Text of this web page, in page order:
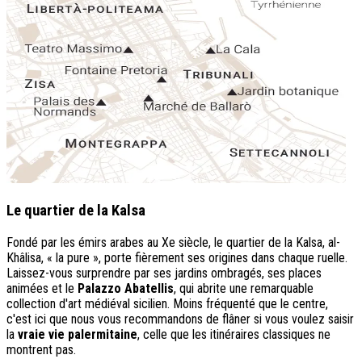
Le quartier de la Kalsa
Fondé par les émirs arabes au Xe siècle, le quartier de la Kalsa, al-
Khâlisa, « la pure », porte fièrement ses origines dans chaque ruelle.
Laissez-vous surprendre par ses jardins ombragés, ses places
animées et le Palazzo Abatellis, qui abrite une remarquable
collection d'art médiéval sicilien. Moins fréquenté que le centre,
c'est ici que nous vous recommandons de flâner si vous voulez saisir
la vraie vie palermitaine, celle que les itinéraires classiques ne
montrent pas.